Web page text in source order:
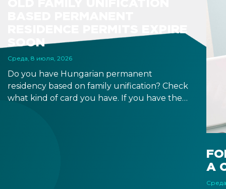
RESIDENCE PERMITS EXPIRE
SOON
Среда, 8 июля, 2026
Do you have Hungarian permanent
residency based on family unification? Check
what kind of card you have. If you have the
A